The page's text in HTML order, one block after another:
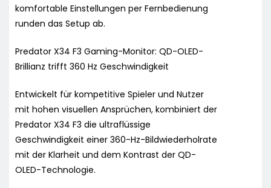
komfortable Einstellungen per Fernbedienung
runden das Setup ab.
Predator X34 F3 Gaming-Monitor: QD-OLED-
Brillianz trifft 360 Hz Geschwindigkeit
Entwickelt für kompetitive Spieler und Nutzer
mit hohen visuellen Ansprüchen, kombiniert der
Predator X34 F3 die ultraflüssige
Geschwindigkeit einer 360-Hz-Bildwiederholrate
mit der Klarheit und dem Kontrast der QD-
OLED-Technologie.